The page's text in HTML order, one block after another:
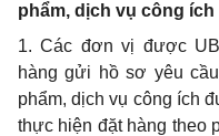
phẩm, dịch vụ công ích
1. Các đơn vị được
hàng gửi hồ sơ yêu
phẩm, dịch vụ công ích
thực hiện đặt hàng theo